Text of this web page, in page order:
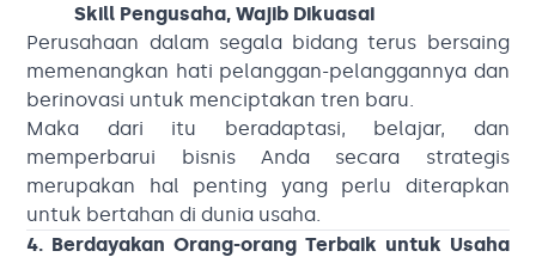
Skill Pengusaha, Wajib Dikuasai
Perusahaan dalam segala bidang terus bersaing
memenangkan hati pelanggan-pelanggannya dan
berinovasi untuk menciptakan tren baru.
Maka dari itu beradaptasi, belajar, dan
memperbarui bisnis Anda secara strategis
merupakan hal penting yang perlu diterapkan
untuk bertahan di dunia usaha.
4. Berdayakan Orang-orang Terbaik untuk Usaha